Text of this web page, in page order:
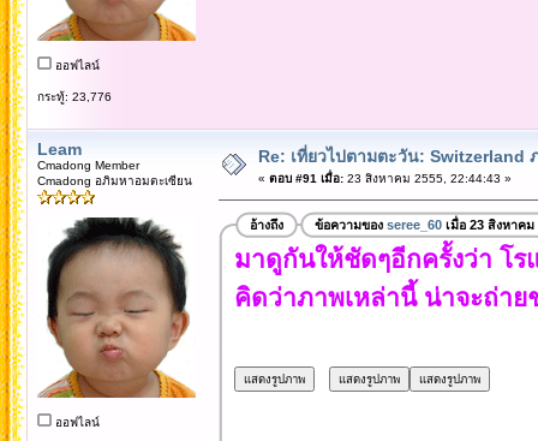
ออฟไลน์
กระทู้: 23,776
Leam
Cmadong Member
Cmadong อภิมหาอมตะเซียน
ออฟไลน์
Re: เที่ยวไปตามตะวัน: Switzerland
« ตอบ #91 เมื่อ:23 สิงหาคม 2555, 22:44:43 »
อ้างถึง ข้อความของ seree_60เมื่อ 23 สิงหาคม
มาดูกันให้ชัดๆอีกครั้งว่า โร
คิดว่าภาพเหล่านี้ น่าจะถ่าย